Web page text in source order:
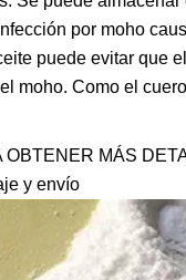
por moho
puede evitar que
moho. Como el
OBTENER MÁS
y envío